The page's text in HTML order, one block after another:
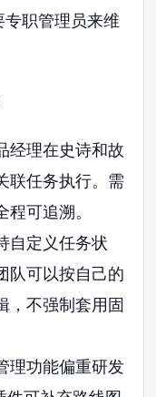
职管理员来维
经理在史诗和故
联任务执行。需
可追溯。
自定义任务状
队可以按自己的
，不强制套用固
理功能偏重研发